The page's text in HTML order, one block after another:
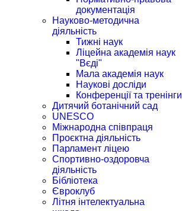
документація
Науково-методична
діяльність
Тижні наук
Ліцейна академія наук
"Вєді"
Мала академія наук
Наукові досліди
Конференції та тренінги
Дитячий ботанічний сад
UNESCO
Міжнародна співпраця
Проєктна діяльність
Парламент ліцею
Спортивно-оздоровча
діяльність
Бібліотека
Євроклуб
Літня інтелектуальна